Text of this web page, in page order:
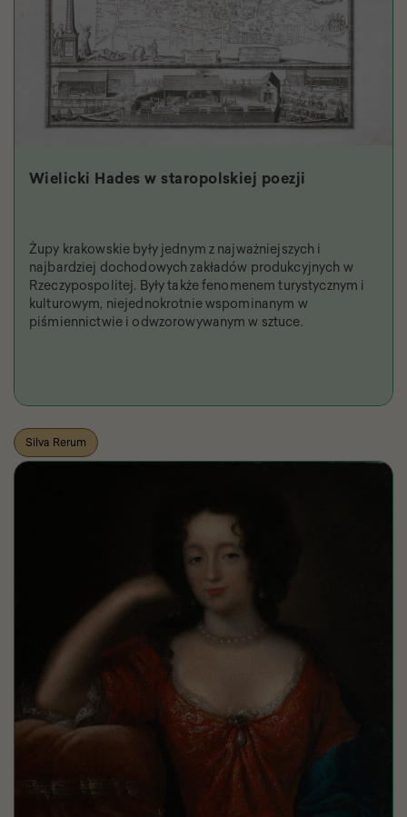
Wielicki Hades w staropolskiej poezji
Żupy krakowskie były jednym z najważniejszych i
najbardziej dochodowych zakładów produkcyjnych w
Rzeczypospolitej. Były także fenomenem turystycznym i
kulturowym, niejednokrotnie wspominanym w
piśmiennictwie i odwzorowywanym w sztuce.
Silva Rerum